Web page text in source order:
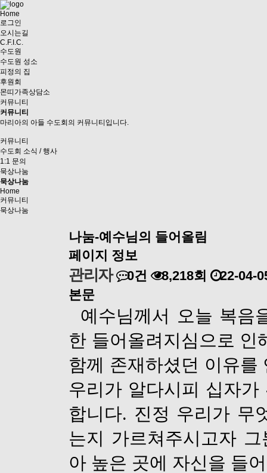
Home
로그인
오시는길
C.F.I.C.
수도원
수도원 성소
피정의 집
후원회
몬띠가족상담소
커뮤니티
커뮤니티
마리아의 아들 수도회의 커뮤니티입니다.
커뮤니티
수도회 소식 / 행사
1:1 문의
묵상나눔
묵상나눔
Home
커뮤니티
묵상나눔
나눔-예수님의 들어올림
페이지 정보
관리자 0건 8,218회
22-04-
본문
예수님께서 오늘 복음
한 들어올려지심으로 인
함께 존재하셨던 이유를
우리가 알다시피 십자
합니다. 진정 우리가 무
는지 가르쳐주시고자
아 높은 곳에 자신을 들